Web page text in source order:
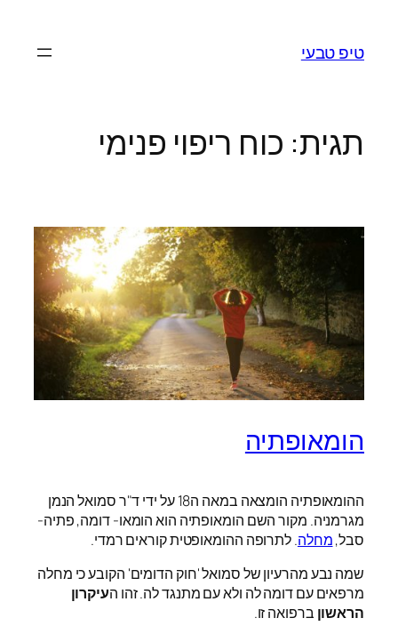
טיפ טבעי
תגית: כוח ריפוי פנימי
הומאופתיה
ההומאופתיה הומצאה במאה ה18 על ידי ד"ר סמואל הנמן
מגרמניה. מקור השם הומאופתיה הוא הומאו- דומה, פתיה-
סבל,מחלה. לתרופה ההומאופטית קוראים רמדי.
שמה נבע מהרעיון של סמואל 'חוק הדומים' הקובע כי מחלה
מרפאים עם דומה לה ולא עם מתנגד לה. זהו העיקרון
הראשון ברפואה זו.